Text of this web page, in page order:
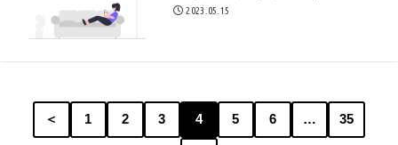
2023.05.15
＜ 1 2 3 4 5 6 … 35